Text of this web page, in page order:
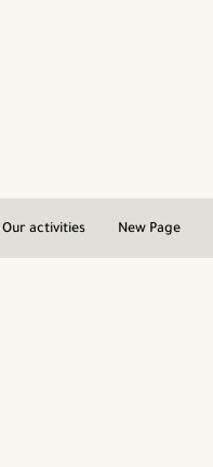
Our activities New Page